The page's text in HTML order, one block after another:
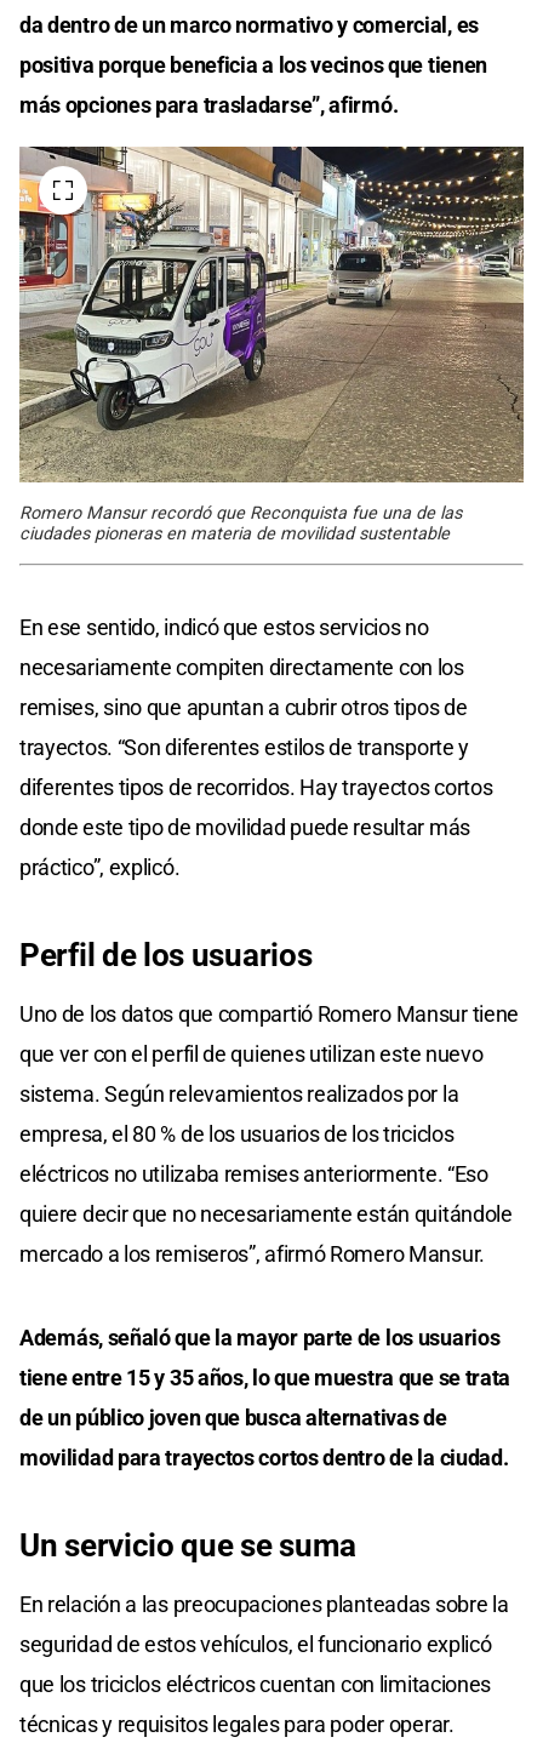
da dentro de un marco normativo y comercial, es
positiva porque beneficia a los vecinos que tienen
más opciones para trasladarse”, afirmó.
Romero Mansur recordó que Reconquista fue una de las
ciudades pioneras en materia de movilidad sustentable
En ese sentido, indicó que estos servicios no
necesariamente compiten directamente con los
remises, sino que apuntan a cubrir otros tipos de
trayectos. “Son diferentes estilos de transporte y
diferentes tipos de recorridos. Hay trayectos cortos
donde este tipo de movilidad puede resultar más
práctico”, explicó.
Perfil de los usuarios
Uno de los datos que compartió Romero Mansur tiene
que ver con el perfil de quienes utilizan este nuevo
sistema. Según relevamientos realizados por la
empresa, el 80 % de los usuarios de los triciclos
eléctricos no utilizaba remises anteriormente. “Eso
quiere decir que no necesariamente están quitándole
mercado a los remiseros”, afirmó Romero Mansur.
Además, señaló que la mayor parte de los usuarios
tiene entre 15 y 35 años, lo que muestra que se trata
de un público joven que busca alternativas de
movilidad para trayectos cortos dentro de la ciudad.
Un servicio que se suma
En relación a las preocupaciones planteadas sobre la
seguridad de estos vehículos, el funcionario explicó
que los triciclos eléctricos cuentan con limitaciones
técnicas y requisitos legales para poder operar.